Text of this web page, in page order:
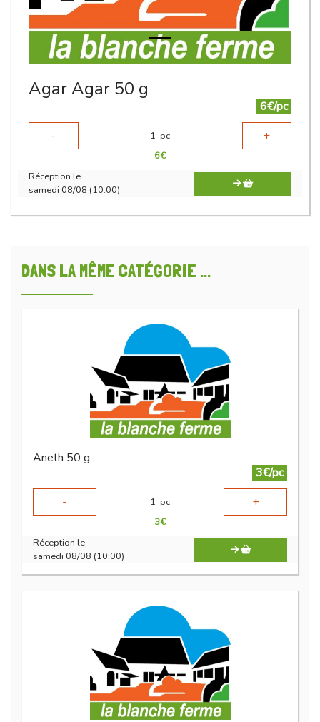
Agar Agar 50 g
6€/pc
-
1 pc +
6€
Réception le
samedi 08/08 (10:00)
DANS LA MÊME CATÉGORIE ...
Aneth 50 g
3€/pc
-
1 pc +
3€
Réception le
samedi 08/08 (10:00)